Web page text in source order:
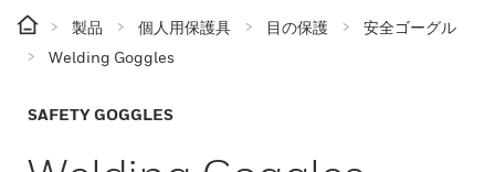
製品 個人用保護具 目の保護
安全ゴーグル
Welding Goggles
SAFETY GOGGLES